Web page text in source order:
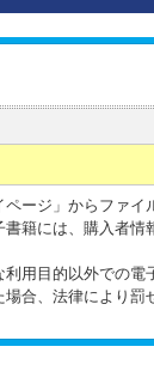
ージ」からファイ
籍には、購入者情
用目的以外での電
場合、法律により